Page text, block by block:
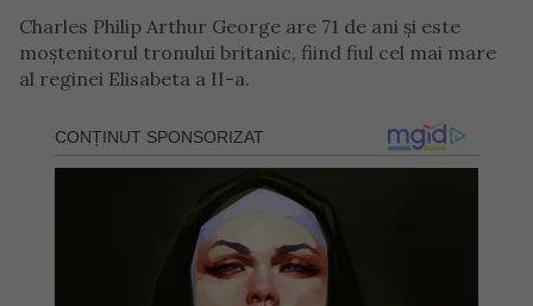
Charles Philip Arthur George are 71 de ani și este
moștenitorul tronului britanic, fiind fiul cel mai mare
al reginei Elisabeta a II-a.